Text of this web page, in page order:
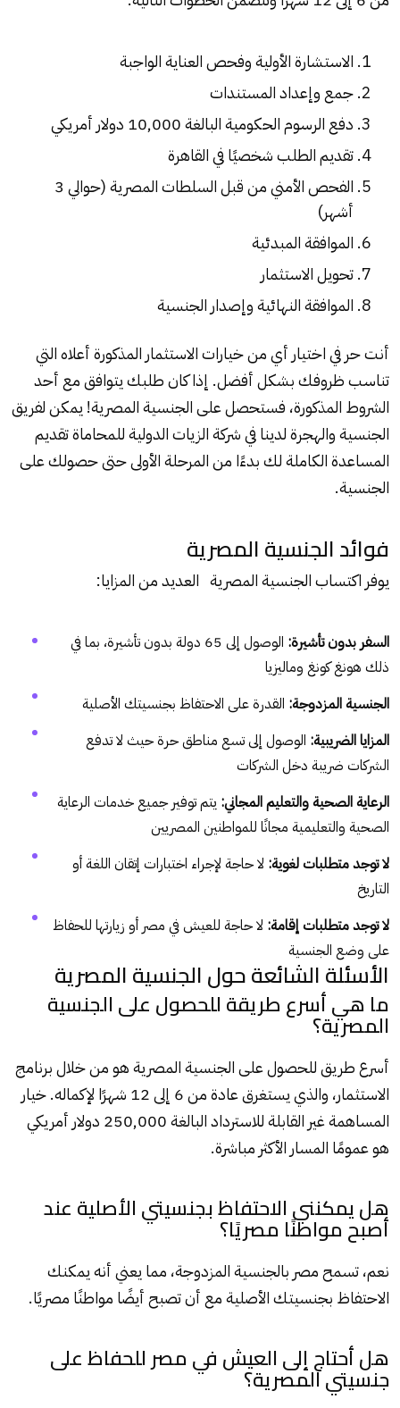
الاستشارة الأولية وفحص العناية الواجبة
جمع وإعداد المستندات
دفع الرسوم الحكومية البالغة 10,000 دولار أمريكي
تقديم الطلب شخصيًا في القاهرة
الفحص الأمني من قبل السلطات المصرية (حوالي 3
أشهر)
الموافقة المبدئية
تحويل الاستثمار
الموافقة النهائية وإصدار الجنسية
أنت حر في اختيار أي من خيارات الاستثمار المذكورة أعلاه التي
تناسب ظروفك بشكل أفضل. إذا كان طلبك يتوافق مع أحد
الشروط المذكورة، فستحصل على الجنسية المصرية! يمكن لفريق
الجنسية والهجرة لدينا في شركة الزيات الدولية للمحاماة تقديم
المساعدة الكاملة لك بدءًا من المرحلة الأولى حتى حصولك على
الجنسية.
فوائد الجنسية المصرية
يوفر اكتساب الجنسية المصرية العديد من المزايا:
السفر بدون تأشيرة:
الوصول إلى 65 دولة بدون تأشيرة، بما في
ذلك هونغ كونغ وماليزيا
الجنسية المزدوجة: القدرة على الاحتفاظ بجنسيتك الأصلية
المزايا الضريبية: الوصول إلى تسع مناطق حرة حيث لا تدفع
الشركات ضريبة دخل الشركات
الرعاية الصحية والتعليم المجاني: يتم توفير جميع خدمات الرعاية
الصحية والتعليمية مجانًا للمواطنين المصريين
لا توجد متطلبات لغوية: لا حاجة لإجراء اختبارات إتقان اللغة أو
التاريخ
لا توجد متطلبات إقامة: لا حاجة للعيش في مصر أو زيارتها للحفاظ
على وضع الجنسية
الأسئلة الشائعة حول الجنسية المصرية
ما هي أسرع طريقة للحصول على الجنسية
المصرية؟
أسرع طريق للحصول على الجنسية المصرية هو من خلال برنامج
الاستثمار، والذي يستغرق عادة من 6 إلى 12 شهرًا لإكماله. خيار
المساهمة غير القابلة للاسترداد البالغة 250,000 دولار أمريكي
هو عمومًا المسار الأكثر مباشرة.
هل يمكنني الاحتفاظ بجنسيتي الأصلية عند
أصبح مواطنًا مصريًا؟
نعم، تسمح مصر بالجنسية المزدوجة، مما يعني أنه يمكنك
الاحتفاظ بجنسيتك الأصلية مع أن تصبح أيضًا مواطنًا مصريًا.
هل أحتاج إلى العيش في مصر للحفاظ على
جنسيتي المصرية؟